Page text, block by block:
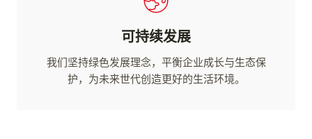
可持续发展
我们坚持绿色发展理念，平衡企业成长与生态保
护，为未来世代创造更好的生活环境。